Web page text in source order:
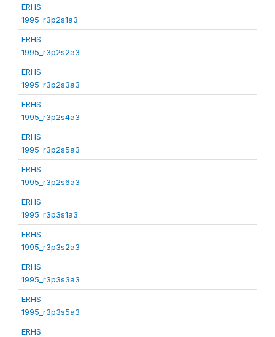
ERHS
1995_r3p2s1a3
ERHS
1995_r3p2s2a3
ERHS
1995_r3p2s3a3
ERHS
1995_r3p2s4a3
ERHS
1995_r3p2s5a3
ERHS
1995_r3p2s6a3
ERHS
1995_r3p3s1a3
ERHS
1995_r3p3s2a3
ERHS
1995_r3p3s3a3
ERHS
1995_r3p3s5a3
ERHS